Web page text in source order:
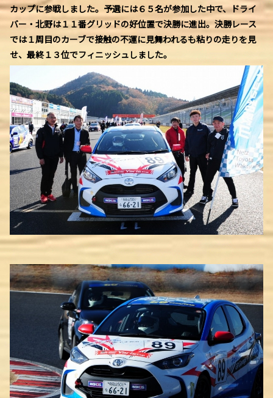
カップに参戦しました。予選には６５名が参加した中で、ドライ
バー・北野は１１番グリッドの好位置で決勝に進出。決勝レース
では１周目のカーブで接触の不運に見舞われるも粘りの走りを見
せ、最終１３位でフィニッシュしました。